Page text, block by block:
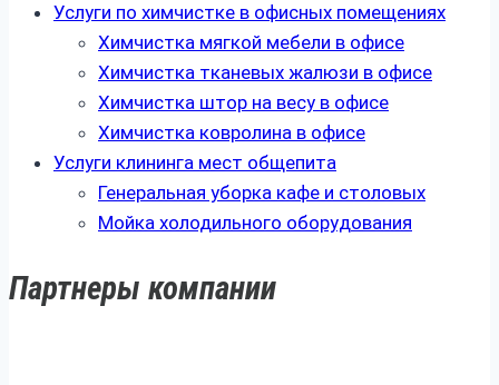
Услуги по химчистке в офисных помещениях
Химчистка мягкой мебели в офисе
Химчистка тканевых жалюзи в офисе
Химчистка штор на весу в офисе
Химчистка ковролина в офисе
Услуги клининга мест общепита
Генеральная уборка кафе и столовых
Мойка холодильного оборудования
Партнеры компании